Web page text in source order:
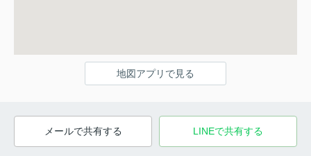
地図アプリで見る
メールで共有する LINEで共有する